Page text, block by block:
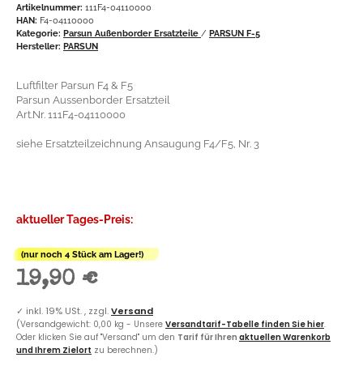
Artikelnummer: 111F4-04110000
HAN: F4-04110000
Kategorie: Parsun Außenborder Ersatzteile / PARSUN F-5
Hersteller: PARSUN
Luftfilter Parsun F4 & F5
Parsun Aussenborder Ersatzteil
Art.Nr. 111F4-04110000
siehe Ersatzteilzeichnung Ansaugung F4/F5, Nr. 3
aktueller Tages-Preis:
(nur noch 4 Stück am Lager!)
19,90 €
✓ inkl. 19% USt. , zzgl.Versand
(Versandgewicht: 0,00 kg - Unsere Versandtarif-Tabelle finden Sie hier.
Oder klicken Sie auf "Versand" um den Tarif für Ihren aktuellen Warenkorb
und Ihrem Zielort zu berechnen.)